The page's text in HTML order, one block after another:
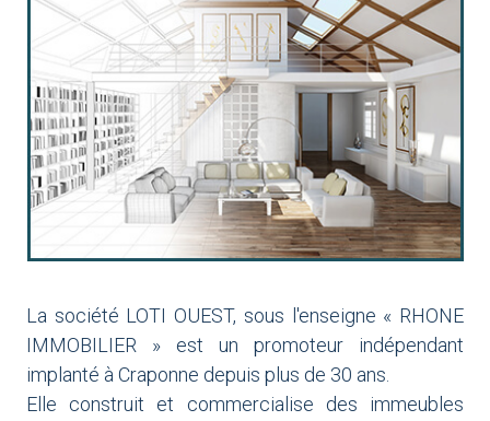
La société LOTI OUEST, sous l'enseigne « RHONE
IMMOBILIER » est un promoteur indépendant
implanté à Craponne depuis plus de 30 ans.
Elle construit et commercialise des immeubles